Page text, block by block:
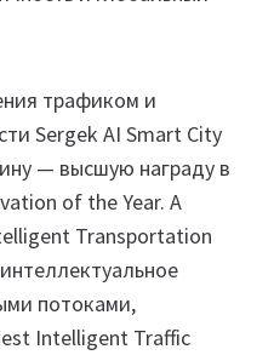
трафиком и
Sergek AI Smart City
— высшую награду в
of the Year. А
Transportation
потоками,
Intelligent Traffic